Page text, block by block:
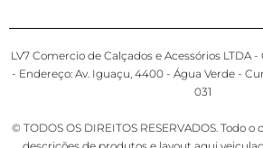
LV7 Comercio de Calçados e Acessórios LTDA -
- Endereço: Av. Iguaçu, 4400 - Água Verde -
031
© TODOS OS DIREITOS RESERVADOS. Todo